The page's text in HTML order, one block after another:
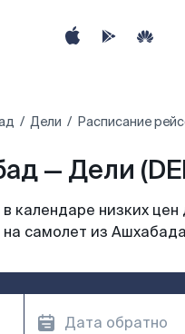
Дели Расписание
— Дели
календаре низких цен
самолет из